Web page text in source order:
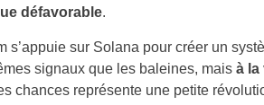
défavorable.
s’appuie sur Solana pour créer un
signaux que les baleines, mais à la
chances représente une petite